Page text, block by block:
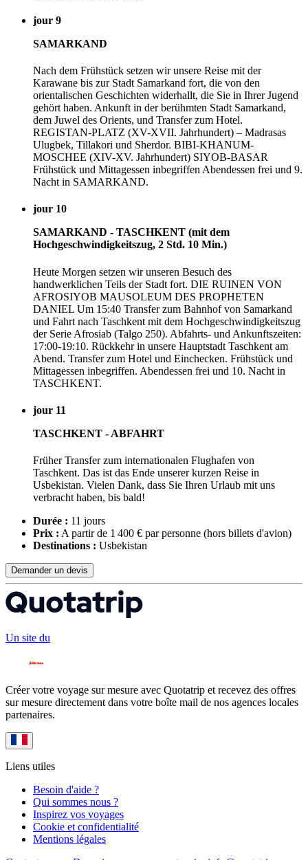
jour 9
SAMARKAND
Nach dem Frühstück setzen wir unsere Reise mit der
Karawane bis zur Stadt Samarkand fort, die von den
orientalischen Geschichten widerhallt, die Sie in Ihrer Jugend
gehört haben. Ankunft in der berühmten Stadt Samarkand,
dem Juwel des Orients, und Transfer zum Hotel.
REGISTAN-PLATZ (XV-XVII. Jahrhundert) – Madrasas
Ulugbek, Tillakori und Sherdor. BIBI-KHANUM-
MOSCHEE (XIV-XV. Jahrhundert) SIYOB-BASAR
Frühstück und Mittagessen inbegriffen Abendessen frei und 9.
Nacht in SAMARKAND.
jour 10
SAMARKAND - TASCHKENT (mit dem
Hochgeschwindigkeitszug, 2 Std. 10 Min.)
Heute Morgen setzen wir unseren Besuch des
handwerklichen Teils der Stadt fort. DIE RUINEN VON
AFROSIYOB MAUSOLEUM DES PROPHETEN
DANIEL Um 15:40 Transfer zum Bahnhof von Samarkand
und Fahrt nach Taschkent mit dem Hochgeschwindigkeitszug
der Serie Afrosiab (Talgo 250). Abfahrts- und Ankunftszeiten:
17:00-19:10. Rückkehr in unsere Hauptstadt Taschkent am
Abend. Transfer zum Hotel und Einchecken. Frühstück und
Mittagessen inbegriffen. Abendessen frei und 10. Nacht in
TASCHKENT.
jour 11
TASCHKENT - ABFAHRT
Früher Transfer zum internationalen Flughafen von
Taschkent. Das ist das Ende unserer kurzen Reise in
Usbekistan. Vielen Dank, dass Sie Ihren Urlaub mit uns
verbracht haben, bis bald!
Durée : 11 jours
Prix : A partir de 1 400 € par personne (hors billets d'avion)
Destinations : Usbekistan
Demander un devis
Un site du
Créer votre voyage sur mesure avec Quotatrip et recevez des offres
sur mesure directement dans votre boîte mail de nos agences locales
partenaires.
Liens utiles
Besoin d'aide ?
Qui sommes nous ?
Inspirez vos voyages
Cookie et confidentialité
Mentions légales